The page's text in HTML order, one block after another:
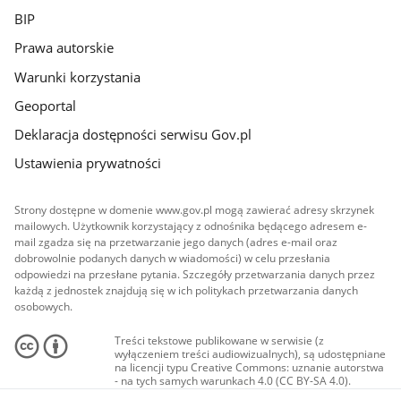
BIP
Prawa autorskie
Warunki korzystania
Geoportal
Deklaracja dostępności serwisu Gov.pl
Ustawienia prywatności
Strony dostępne w domenie www.gov.pl mogą zawierać adresy skrzynek
mailowych. Użytkownik korzystający z odnośnika będącego adresem e-
mail zgadza się na przetwarzanie jego danych (adres e-mail oraz
dobrowolnie podanych danych w wiadomości) w celu przesłania
odpowiedzi na przesłane pytania. Szczegóły przetwarzania danych przez
każdą z jednostek znajdują się w ich politykach przetwarzania danych
osobowych.
Treści tekstowe publikowane w serwisie (z
wyłączeniem treści audiowizualnych), są udostępniane
na licencji typu Creative Commons: uznanie autorstwa
- na tych samych warunkach 4.0 (CC BY-SA 4.0).
Materiały audiowizualne, w tym zdjęcia, materiały